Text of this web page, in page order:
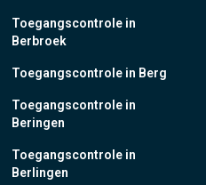
Toegangscontrole in
Berbroek
Toegangscontrole in Berg
Toegangscontrole in
Beringen
Toegangscontrole in
Berlingen